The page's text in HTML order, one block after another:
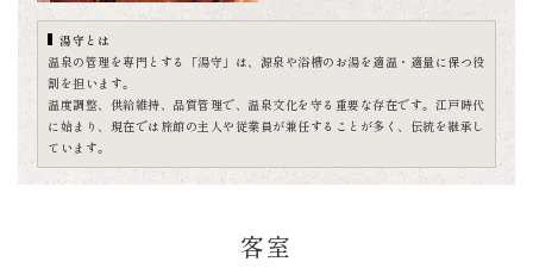
湯守とは
温泉の管理を専門とする「湯守」は、源泉や浴槽のお湯を適温・適量に保つ役
割を担います。
温度調整、供給維持、品質管理で、温泉文化を守る重要な存在です。江戸時代
に始まり、現在では旅館の主人や従業員が兼任することが多く、伝統を継承し
ています。
客室